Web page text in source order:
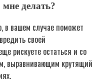
делать?
в вашем случае поможет
своей
рискуете остаться и со
выравнивающим крутящий